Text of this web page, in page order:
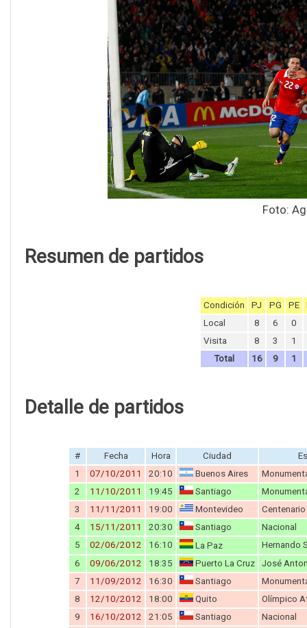
Foto:
Resumen de partidos
Condición PJ PG PE
Local
8 6
0
Visita
8 3
1
Total
16 9 1
Detalle de partidos
# Fecha Hora Ciudad
1
07/10/2011 20:10 Buenos Aires
2
11/10/2011 19:45 Santiago
3
11/11/2011 19:00 Montevideo
Centenario
4
15/11/2011 20:30 Santiago
Nacional
5
02/06/2012 16:10 La Paz
Hernando
6
09/06/2012 18:35 Puerto La Cruz
José
7
11/09/2012 16:30 Santiago
8
12/10/2012 18:00 Quito
Olímpico
9
16/10/2012 21:05 Santiago
Nacional